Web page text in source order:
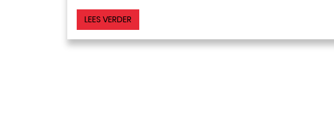
LEES VERDER